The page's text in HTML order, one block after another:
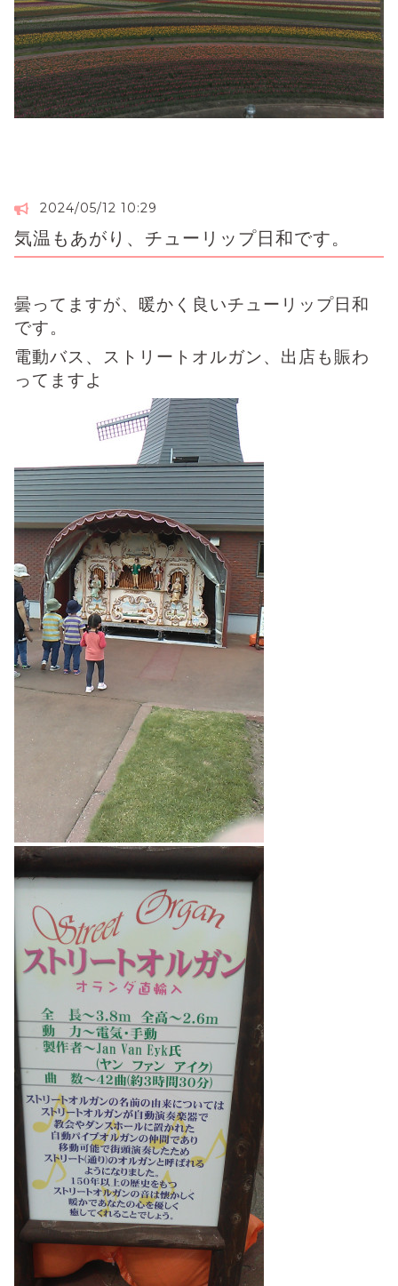
2024/05/12 10:29
気温もあがり、チューリップ日和です。
曇ってますが、暖かく良いチューリップ日和
です。
電動バス、ストリートオルガン、出店も賑わ
ってますよ